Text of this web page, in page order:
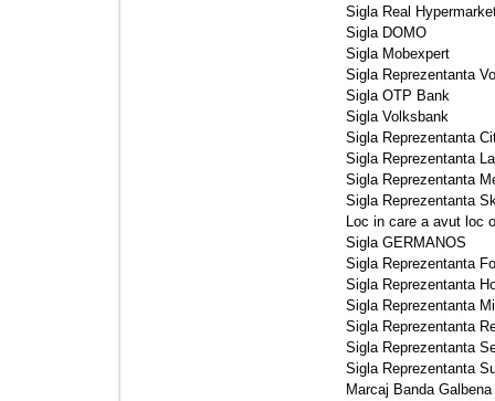
Sigla Real
Sigla DOMO
Sigla Mobexpert
Sigla Reprezentanta
Sigla OTP Bank
Sigla Volksbank
Sigla Reprezentanta
Sigla Reprezentanta
Sigla Reprezentanta
Sigla Reprezentanta
Loc in care a avut loc
Sigla GERMANOS
Sigla Reprezentanta
Sigla Reprezentanta
Sigla Reprezentanta
Sigla Reprezentanta
Sigla Reprezentanta
Sigla Reprezentanta
Marcaj Banda Galbena